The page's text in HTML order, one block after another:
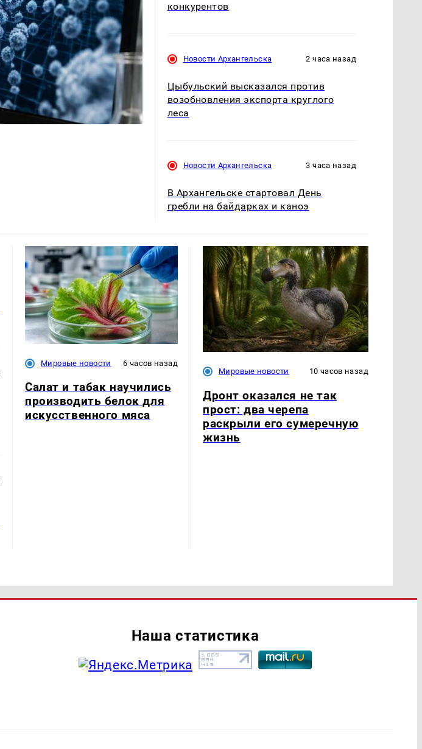
конкурентов
Новости Архангельска 2 часа назад
Цыбульский высказался против
возобновления экспорта круглого
леса
Новости Архангельска 3 часа назад
В Архангельске стартовал День
гребли на байдарках и каноэ
Мировые новости 6 часов назад
Салат и табак научились
производить белок для
искусственного мяса
Мировые новости 10 часов назад
Дронт оказался не так
прост: два черепа
раскрыли его сумеречную
жизнь
Наша статистика